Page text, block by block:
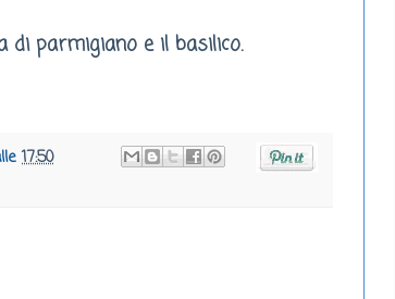
di parmigiano e il basilico.
17:50